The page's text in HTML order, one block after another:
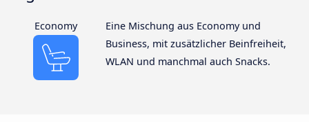
Economy
Eine Mischung aus Economy und
Business, mit zusätzlicher Beinfreiheit,
WLAN und manchmal auch Snacks.